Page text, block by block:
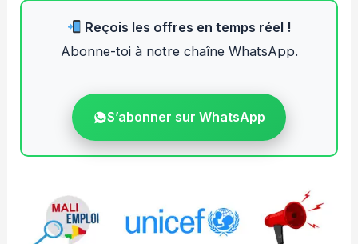
Reçois les offres en temps réel !
Abonne-toi à notre chaîne WhatsApp.
S’abonner sur WhatsApp